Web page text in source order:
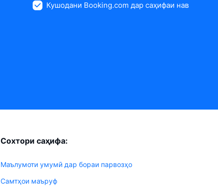
Кушодани Booking.com дар саҳифаи нав
Сохтори саҳифа:
Маълумоти умумӣ дар бораи парвозҳо
Самтҳои маъруф